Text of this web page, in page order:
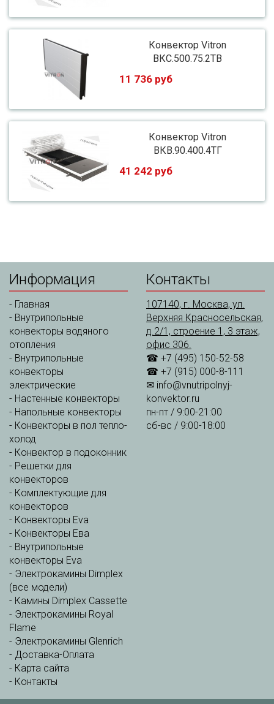
Конвектор Vitron
ВКС.500.75.2ТВ
11 736 руб
Конвектор Vitron
ВКВ.90.400.4ТГ
41 242 руб
Информация
- Главная
- Внутрипольные
конвекторы водяного
отопления
- Внутрипольные
конвекторы
электрические
- Настенные конвекторы
- Напольные конвекторы
- Конвекторы в пол тепло-
холод
- Конвектор в подоконник
- Решетки для
конвекторов
- Комплектующие для
конвекторов
- Конвекторы Eva
- Конвекторы Ева
- Внутрипольные
конвекторы Eva
- Электрокамины Dimplex
(все модели)
- Камины Dimplex Cassette
- Электрокамины Royal
Flame
- Электрокамины Glenrich
- Доставка-Оплата
- Карта сайта
- Контакты
Контакты
107140, г. Москва, ул.
Верхняя Красносельская,
д.2/1, строение 1, 3 этаж,
офис 306.
☎ +7 (495) 150-52-58
☎ +7 (915) 000-8-111
✉ info@vnutripolnyj-
konvektor.ru
пн-пт / 9:00-21:00
сб-вс / 9:00-18:00